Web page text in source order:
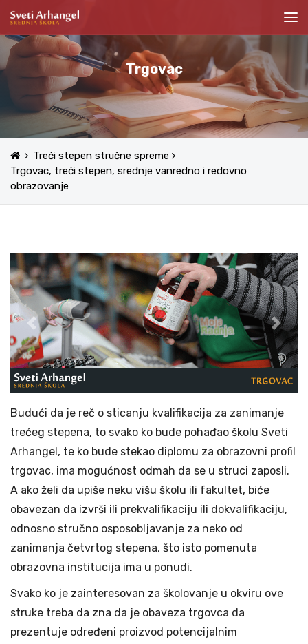
Trgovac
Treći stepen stručne spreme
Trgovac, treći stepen, srednje vanredno i redovno
obrazovanje
Previous Next
Budući da je reč o sticanju kvalifikacija za zanimanje
trećeg stepena, to svako ko bude pohađao školu Sveti
Arhangel, te ko bude stekao diplomu za obrazovni profil
trgovac, ima mogućnost odmah da se u struci zaposli.
A ako želi da upiše neku višu školu ili fakultet, biće
obavezan da izvrši ili prekvalifikaciju ili dokvalifikaciju,
odnosno stručno osposobljavanje za neko od
zanimanja četvrtog stepena, što isto pomenuta
obrazovna institucija ima u ponudi.
Svako ko je zainteresovan za školovanje u okviru ove
struke treba da zna da je obaveza trgovca da
prezentuje određeni proizvod potencijalnim